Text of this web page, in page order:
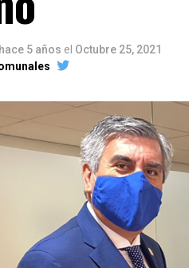
hace 5 años el Octubre 25, 2021